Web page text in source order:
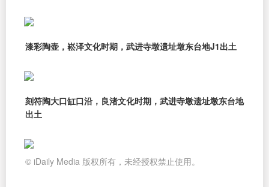
漆彩陶壶，崧泽文化时期，武进寺墩遗址墩东台地J1出土
刻符陶大口缸口沿，良渚文化时期，武进寺墩遗址墩东台地
出土
© iDaily Media 版权所有，未经授权禁止使用。